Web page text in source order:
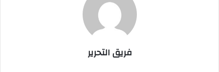
فريق التحرير